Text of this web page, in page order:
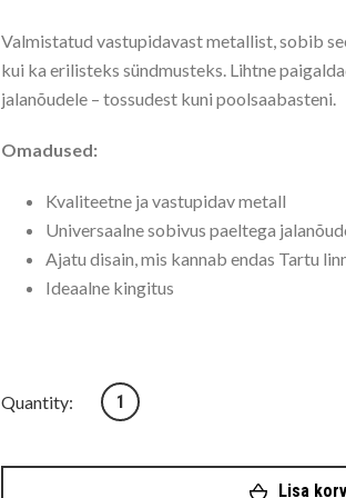
Valmistatud vastupidavast metallist, sobib
kui ka erilisteks sündmusteks. Lihtne
jalanõudele – tossudest kuni poolsaabasteni.
Omadused:
Kvaliteetne ja vastupidav metall
Universaalne sobivus paeltega
Ajatu disain, mis kannab endas Tartu
Ideaalne kingitus
Quantity: Jalatsite aksessuaar "TARTU" kogus
Lisa